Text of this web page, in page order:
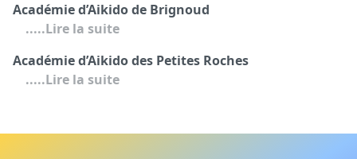
Académie d’Aikido de Brignoud
.....Lire la suite
Académie d’Aikido des Petites Roches
.....Lire la suite